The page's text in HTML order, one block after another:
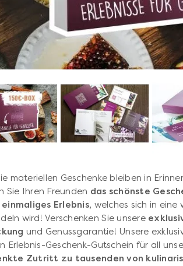
materiellen Geschenke bleiben in
Sie Ihren Freunden das schönste
Erlebnis, welches sich in eine
wird! Verschenken Sie unsere
und Genussgarantie! Unsere
Erlebnis-Geschenk-Gutschein für all
Zutritt zu tausenden von